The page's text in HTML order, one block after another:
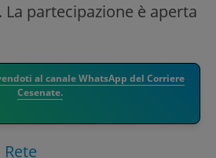
partecipazione è aperta
al canale WhatsApp del Corriere
Cesenate.